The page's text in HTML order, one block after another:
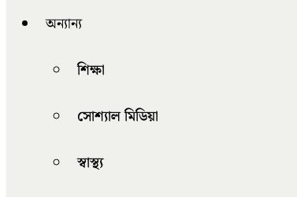
অন্যান্য
শিক্ষা
সোশ্যাল মিডিয়া
স্বাস্থ্য